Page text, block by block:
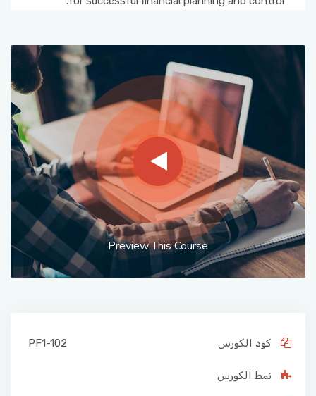
Preview This Course
كود الكورس PF1-102
نمط الكورس